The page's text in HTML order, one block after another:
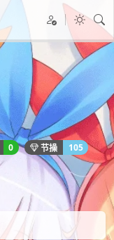
0 节操
105